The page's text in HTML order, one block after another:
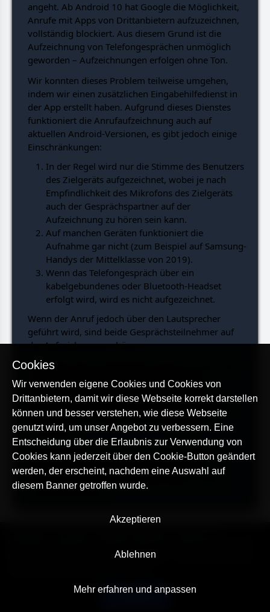
angeht. Ab Android 10 hat Google die Möglichkeit,
Anrufe mit Apps von Drittanbietern aufzuzeichnen,
vollständig blockiert. Aus diesem Grund ist die
Aufzeichnung von Telefongesprächen unmöglich
geworden – Aufzeichnungen erfolgen ohne Ton.
Wir konnten dieses Problem teilweise umgehen,
indem wir einen zusätzlichen Eingabehilfedienst in
der App erstellt haben. Aufgrund dieses Dienstes
funktioniert die Anrufaufzeichnung auch auf
aktuellen Android-Versionen, es gibt jedoch einige
Einschränkungen:
In der Regel wird nur die Stimme des Benutzers
des Zielgeräts aufgezeichnet, wobei je nach
Empfindlichkeit des Mikrofons des Zielgeräts
auch der Gesprächspartner auf der
Aufzeichnung zu hören sein kann.
Auf manchen Geräten funktioniert die
Aufnahme gar nicht (zum Beispiel auf Samsung-
Handys der Mittelklasse von 2019).
Wenn das Telefongespräch über ein
kabelgebundenes oder Bluetooth-Headset
erfolgt wird, wird es nicht aufgezeichnet.
Wenn der Anruf jedoch über den Lautsprecher
geführt wird, sind beide Gesprächsteilnehmer auf
der Aufzeichnung zu hören.
Angesichts des Vorstehenden können wir die volle
Funktionalität der Anrufaufzeichnung nicht
garantieren, daher stellen wir sie kostenlos in
unserem Service zur Verfügung. Somit kann jeder
Benutzer diese Funktion ohne Mängelgewähr
verwenden.
Bitte beachten Sie, dass Sie durch die Nutzung
dieser Funktion die volle Verantwortung für
mögliche gesetzliche Einschränkungen in Ihrem
Land übernehmen.
Nutzungsbedingungen
Deutsch
Cookies
Wir verwenden eigene Cookies und Cookies von
Drittanbietern, damit wir diese Webseite korrekt darstellen
können und besser verstehen, wie diese Webseite
genutzt wird, um unser Angebot zu verbessern. Eine
Entscheidung über die Erlaubnis zur Verwendung von
Cookies kann jederzeit über den Cookie-Button geändert
werden, der erscheint, nachdem eine Auswahl auf
diesem Banner getroffen wurde.
Akzeptieren
Ablehnen
Mehr erfahren und anpassen